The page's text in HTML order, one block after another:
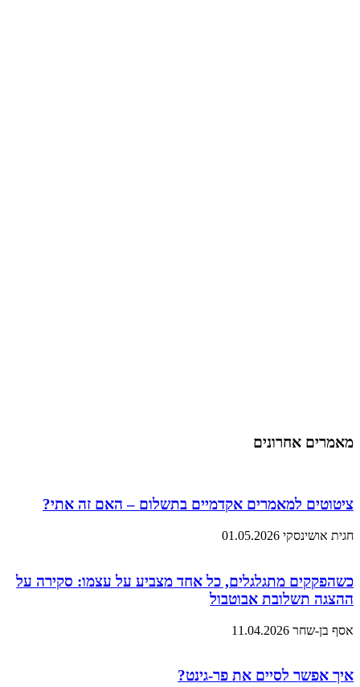
מאמרים אחרונים
ציטוטים למאמרים אקדמיים בתשלום – האם זה אתי?
חגית אושינסקי 01.05.2026
כשהפקקים מתגלגלים, כל אחד מצביע על עצמו: סקירה על
ההצגה תשלובת אבוטבול
אסף בן-שחר 11.04.2026
איך אפשר לסיים את פר-גינט?